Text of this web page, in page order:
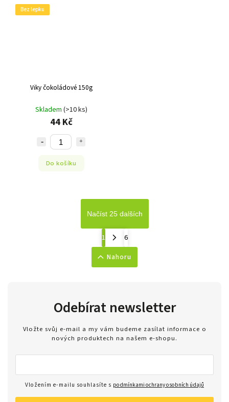
Bez lepku
Viky čokoládové 150g
Skladem (>10 ks)
44 Kč
Do košíku
Načíst 25 dalších
1
6
Nahoru
Odebírat newsletter
Vložte svůj e-mail a my vám budeme zasílat informace o
nových produktech na našem e-shopu.
Vložením e-mailu souhlasíte s podmínkami ochrany osobních údajů